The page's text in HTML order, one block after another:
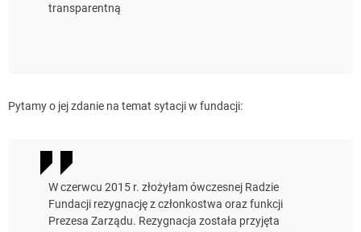
transparentną
Pytamy o jej zdanie na temat sytacji w fundacji:
W czerwcu 2015 r. złożyłam ówczesnej Radzie
Fundacji rezygnację z członkostwa oraz funkcji
Prezesa Zarządu. Rezygnacja została przyjęta